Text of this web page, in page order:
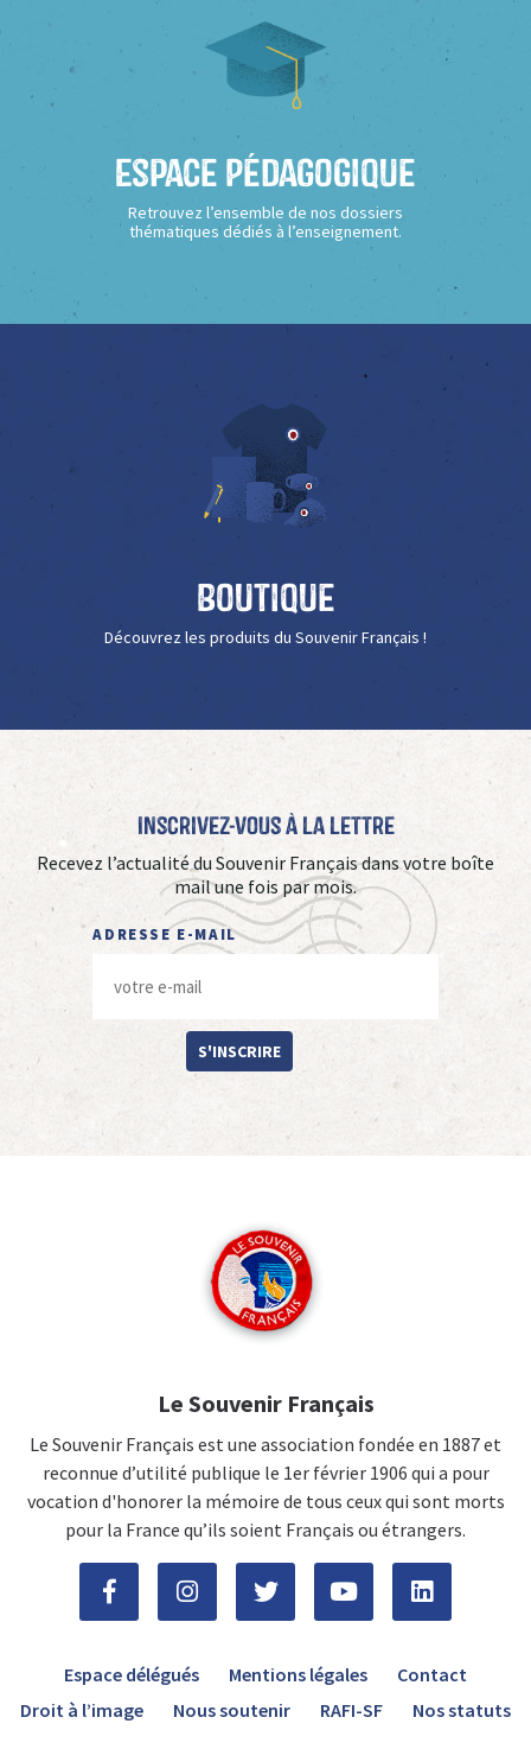
Espace Pédagogique
Retrouvez l’ensemble de nos dossiers
thématiques dédiés à l’enseignement.
Boutique
Découvrez les produits du Souvenir Français !
Inscrivez-vous à La Lettre
Recevez l’actualité du Souvenir Français dans votre boîte
mail une fois par mois.
ADRESSE E-MAIL
S'INSCRIRE
Le Souvenir Français
Le Souvenir Français est une association fondée en 1887 et
reconnue d’utilité publique le 1er février 1906 qui a pour
vocation d'honorer la mémoire de tous ceux qui sont morts
pour la France qu’ils soient Français ou étrangers.
Espace délégués Mentions légales
Contact
Droit à l’image
Nous soutenir RAFI-SF Nos statuts